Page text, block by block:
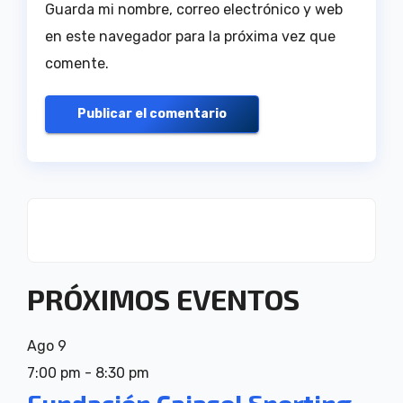
Guarda mi nombre, correo electrónico y web
en este navegador para la próxima vez que
comente.
PRÓXIMOS EVENTOS
Ago 9
7:00 pm - 8:30 pm